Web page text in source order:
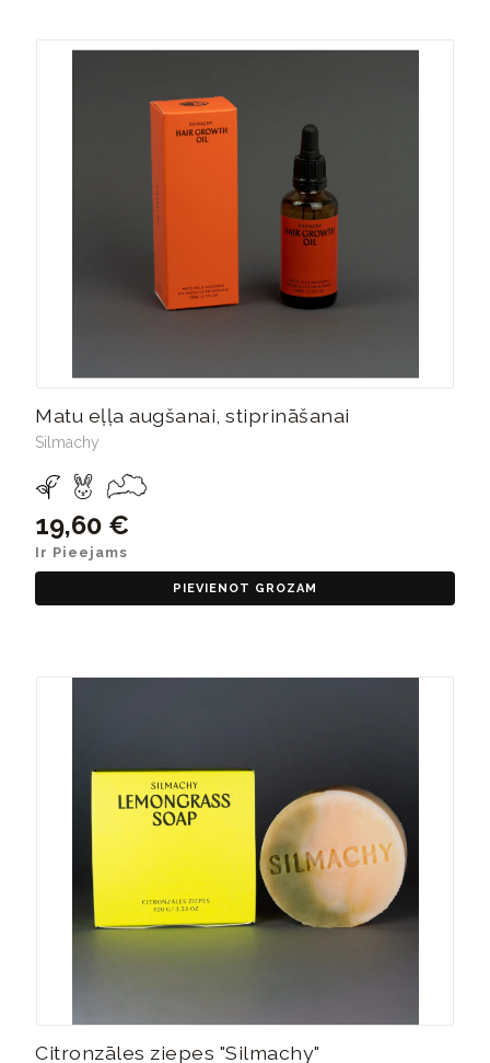
Matu eļļa augšanai, stiprināšanai
Silmachy
19,60 €
Ir Pieejams
PIEVIENOT GROZAM
Citronzāles ziepes "Silmachy"